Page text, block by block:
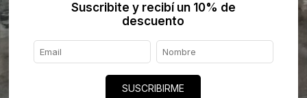
Suscribite y recibí un 10% de
descuento
SUSCRIBIRME